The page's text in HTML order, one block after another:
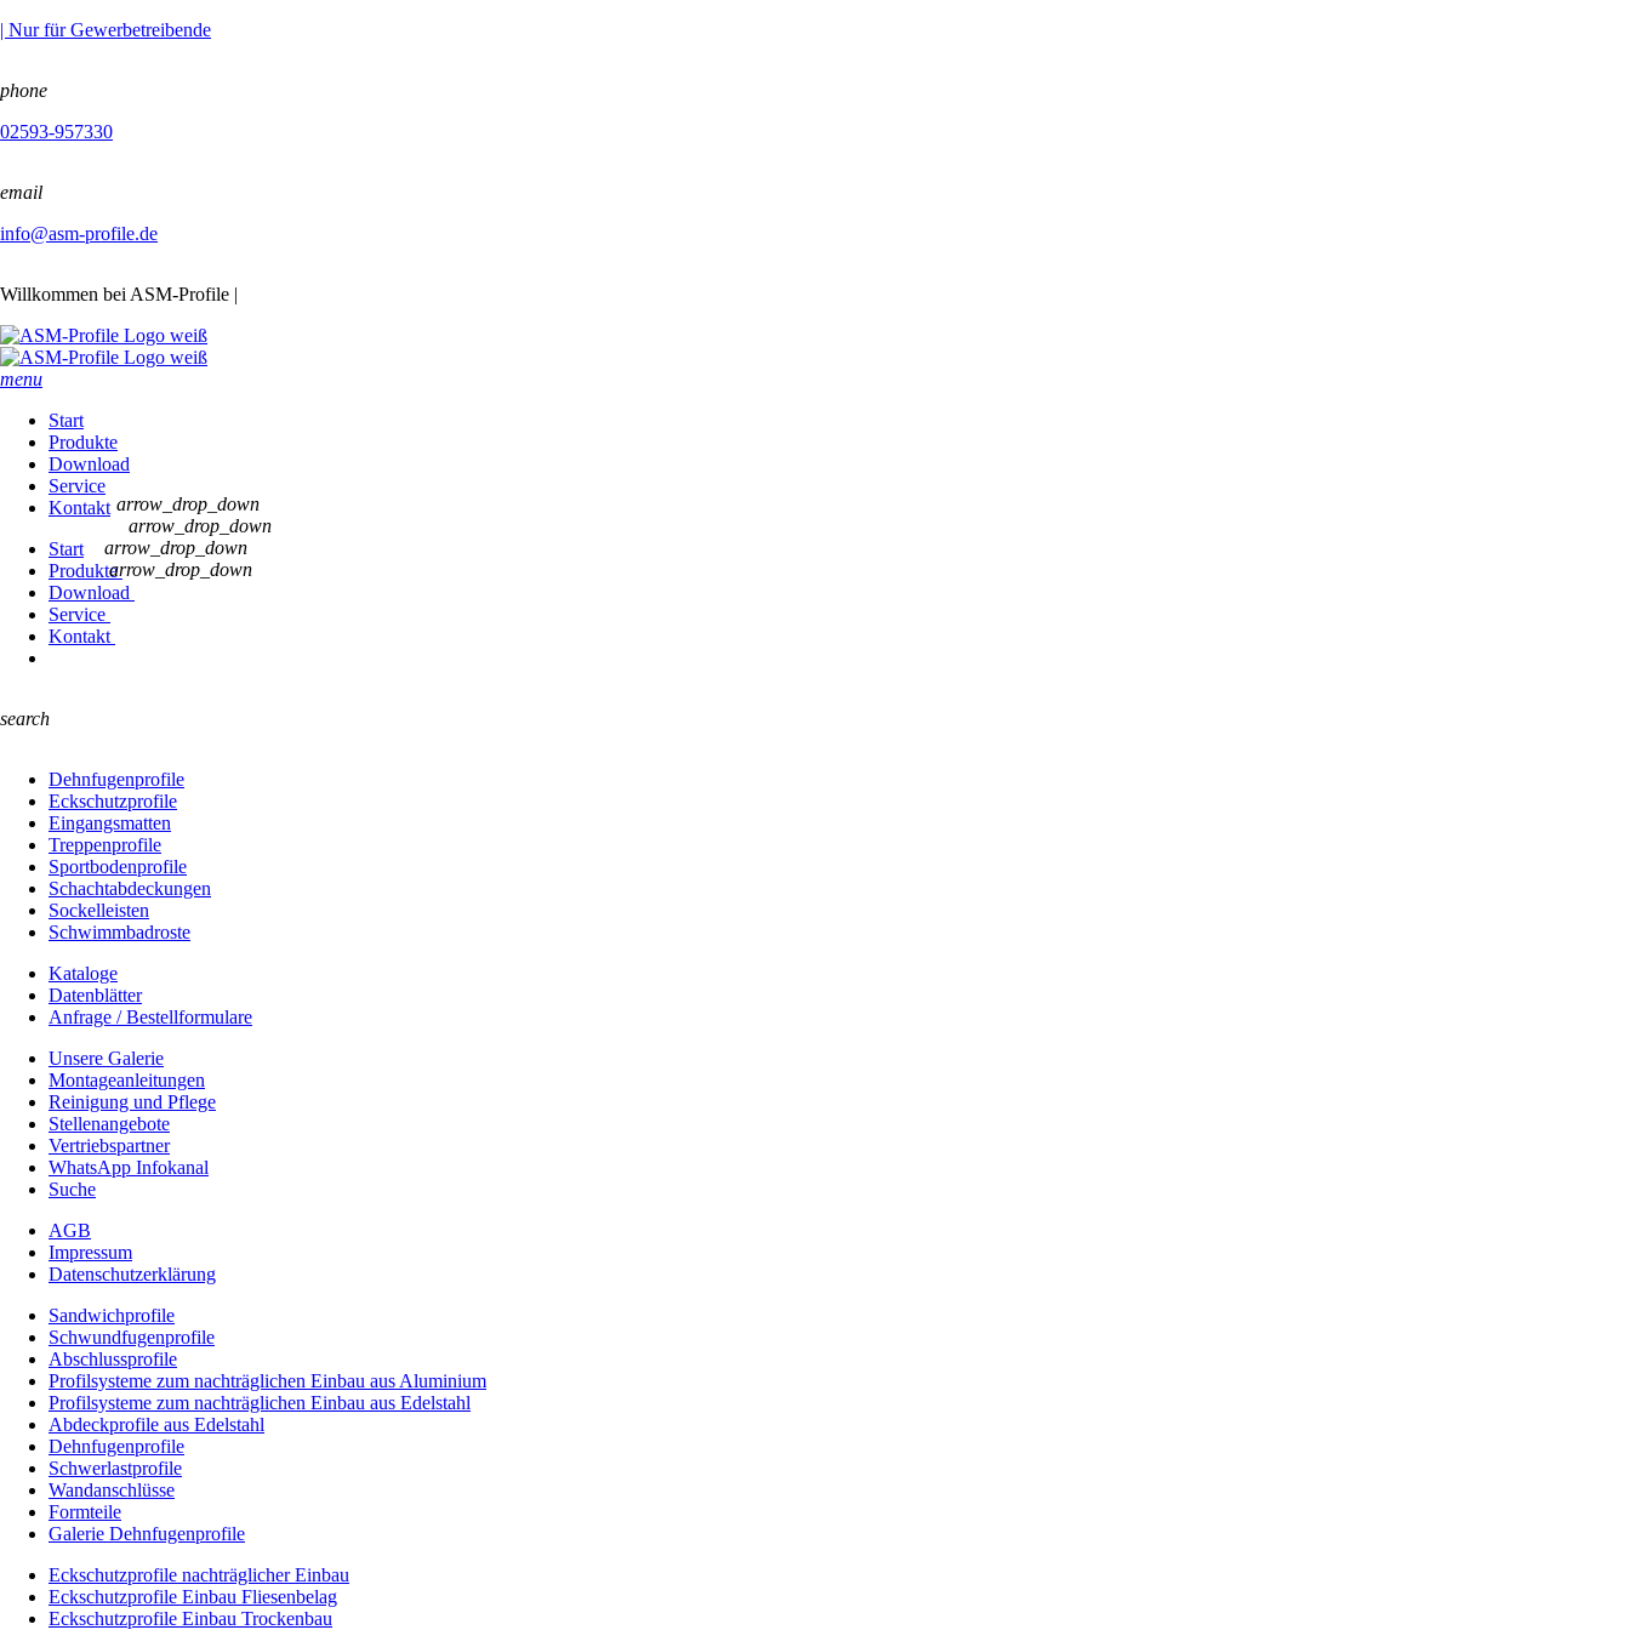
| Nur für Gewerbetreibende
phone
02593-957330
email
info@asm-profile.de
Willkommen bei ASM-Profile |
menu
Start
Produkte
Download
Service
Kontakt
Start
Produkte
arrow_drop_down
Download
arrow_drop_down
Service
arrow_drop_down
Kontakt
arrow_drop_down
search
Dehnfugenprofile
Eckschutzprofile
Eingangsmatten
Treppenprofile
Sportbodenprofile
Schachtabdeckungen
Sockelleisten
Schwimmbadroste
Kataloge
Datenblätter
Anfrage / Bestellformulare
Unsere Galerie
Montageanleitungen
Reinigung und Pflege
Stellenangebote
Vertriebspartner
WhatsApp Infokanal
Suche
AGB
Impressum
Datenschutzerklärung
Sandwichprofile
Schwundfugenprofile
Abschlussprofile
Profilsysteme zum nachträglichen Einbau aus Aluminium
Profilsysteme zum nachträglichen Einbau aus Edelstahl
Abdeckprofile aus Edelstahl
Dehnfugenprofile
Schwerlastprofile
Wandanschlüsse
Formteile
Galerie Dehnfugenprofile
Eckschutzprofile nachträglicher Einbau
Eckschutzprofile Einbau Fliesenbelag
Eckschutzprofile Einbau Trockenbau